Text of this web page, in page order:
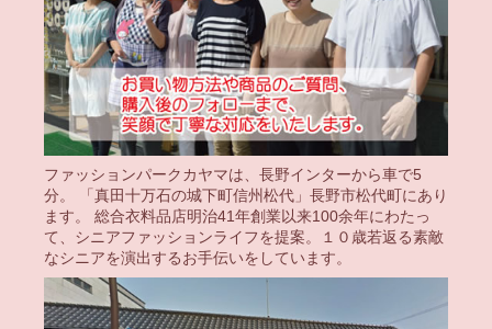
ファッションパークカヤマは、長野インターから車で5
分。 「真田十万石の城下町信州松代」長野市松代町にあり
ます。 総合衣料品店明治41年創業以来100余年にわたっ
て、シニアファッションライフを提案。１０歳若返る素敵
なシニアを演出するお手伝いをしています。